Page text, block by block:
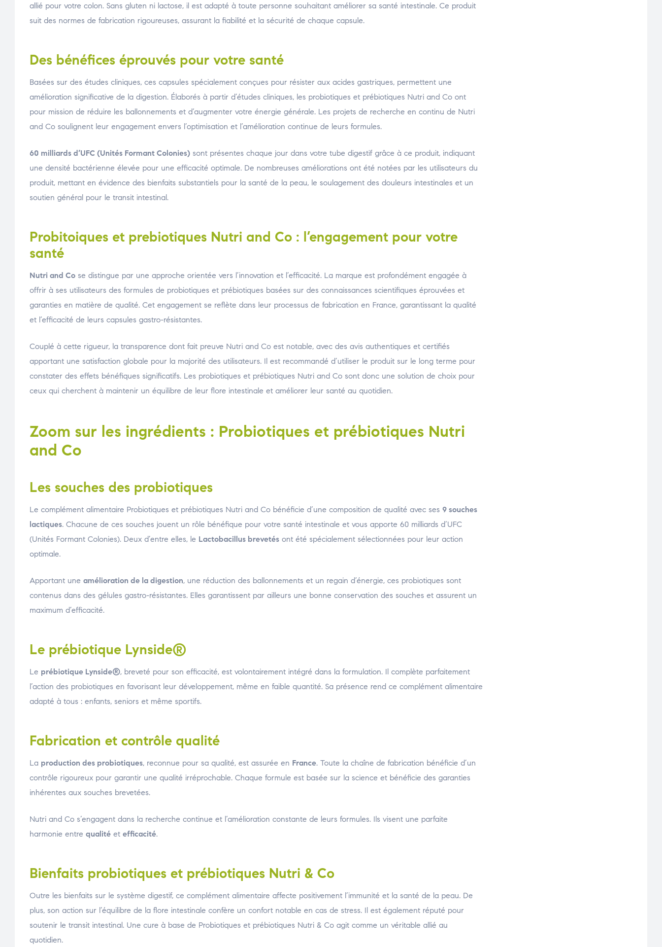
allié pour votre colon. Sans gluten ni lactose, il est adapté à toute personne souhaitant améliorer sa santé intestinale. Ce produit
suit des normes de fabrication rigoureuses, assurant la fiabilité et la sécurité de chaque capsule.
Des bénéfices éprouvés pour votre santé
Basées sur des études cliniques, ces capsules spécialement conçues pour résister aux acides gastriques, permettent une
amélioration significative de la digestion. Élaborés à partir d’études cliniques, les probiotiques et prébiotiques Nutri and Co ont
pour mission de réduire les ballonnements et d’augmenter votre énergie générale. Les projets de recherche en continu de Nutri
and Co soulignent leur engagement envers l’optimisation et l’amélioration continue de leurs formules.
60 milliards d’UFC (Unités Formant Colonies) sont présentes chaque jour dans votre tube digestif grâce à ce produit, indiquant
une densité bactérienne élevée pour une efficacité optimale. De nombreuses améliorations ont été notées par les utilisateurs du
produit, mettant en évidence des bienfaits substantiels pour la santé de la peau, le soulagement des douleurs intestinales et un
soutien général pour le transit intestinal.
Probitoiques et prebiotiques Nutri and Co : l’engagement pour votre
santé
Nutri and Co se distingue par une approche orientée vers l’innovation et l’efficacité. La marque est profondément engagée à
offrir à ses utilisateurs des formules de probiotiques et prébiotiques basées sur des connaissances scientifiques éprouvées et
garanties en matière de qualité. Cet engagement se reflète dans leur processus de fabrication en France, garantissant la qualité
et l’efficacité de leurs capsules gastro-résistantes.
Couplé à cette rigueur, la transparence dont fait preuve Nutri and Co est notable, avec des avis authentiques et certifiés
apportant une satisfaction globale pour la majorité des utilisateurs. Il est recommandé d’utiliser le produit sur le long terme pour
constater des effets bénéfiques significatifs. Les probiotiques et prébiotiques Nutri and Co sont donc une solution de choix pour
ceux qui cherchent à maintenir un équilibre de leur flore intestinale et améliorer leur santé au quotidien.
Zoom sur les ingrédients : Probiotiques et prébiotiques Nutri
and Co
Les souches des probiotiques
Le complément alimentaire Probiotiques et prébiotiques Nutri and Co bénéficie d’une composition de qualité avec ses 9 souches
lactiques. Chacune de ces souches jouent un rôle bénéfique pour votre santé intestinale et vous apporte 60 milliards d’UFC
(Unités Formant Colonies). Deux d’entre elles, le Lactobacillus brevetés ont été spécialement sélectionnées pour leur action
optimale.
Apportant une amélioration de la digestion, une réduction des ballonnements et un regain d’énergie, ces probiotiques sont
contenus dans des gélules gastro-résistantes. Elles garantissent par ailleurs une bonne conservation des souches et assurent un
maximum d’efficacité.
Le prébiotique Lynside®
Le prébiotique Lynside®, breveté pour son efficacité, est volontairement intégré dans la formulation. Il complète parfaitement
l’action des probiotiques en favorisant leur développement, même en faible quantité. Sa présence rend ce complément alimentaire
adapté à tous : enfants, seniors et même sportifs.
Fabrication et contrôle qualité
La production des probiotiques, reconnue pour sa qualité, est assurée en France. Toute la chaîne de fabrication bénéficie d’un
contrôle rigoureux pour garantir une qualité irréprochable. Chaque formule est basée sur la science et bénéficie des garanties
inhérentes aux souches brevetées.
Nutri and Co s’engagent dans la recherche continue et l’amélioration constante de leurs formules. Ils visent une parfaite
harmonie entre qualité et efficacité.
Bienfaits probiotiques et prébiotiques Nutri & Co
Outre les bienfaits sur le système digestif, ce complément alimentaire affecte positivement l’immunité et la santé de la peau. De
plus, son action sur l’équilibre de la flore intestinale confère un confort notable en cas de stress. Il est également réputé pour
soutenir le transit intestinal. Une cure à base de Probiotiques et prébiotiques Nutri & Co agit comme un véritable allié au
quotidien.